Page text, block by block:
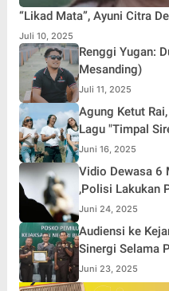
“Likad Mata”, Ayuni Citra
Juli 10, 2025
Renggi Yugan:
Mesanding)
Juli 11, 2025
Agung Ketut
Lagu "Timpal
Juni 16, 2025
Vidio Dewasa 6
,Polisi Lakukan
Juni 24, 2025
Audiensi ke
Sinergi Selama
Juni 23, 2025